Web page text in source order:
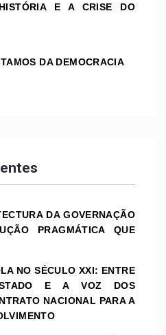
E A CRISE DO
DA DEMOCRACIA
DA GOVERNAÇÃO
PRAGMÁTICA QUE
NO SÉCULO XXI: ENTRE
E A VOZ DOS
NACIONAL PARA A